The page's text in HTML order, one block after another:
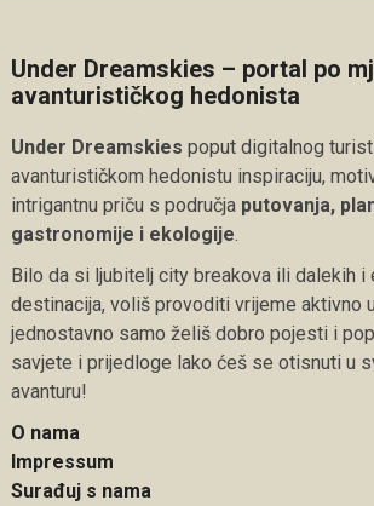
Under Dreamskies – portal po
avanturističkog hedonista
Under Dreamskies poput digitalnog
avanturističkom hedonistu inspiraciju,
intrigantnu priču s područja putovanja,
gastronomije i ekologije.
Bilo da si ljubitelj city breakova ili dalekih i
destinacija, voliš provoditi vrijeme aktivno
jednostavno samo želiš dobro pojesti i
savjete i prijedloge lako ćeš se otisnuti u
avanturu!
O nama
Impressum
Surađuj s nama